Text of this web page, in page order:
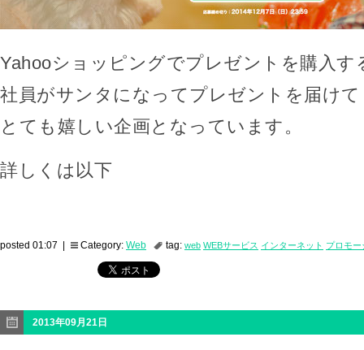
Yahooショッピングでプレゼントを購入す
社員がサンタになってプレゼントを届け
とても嬉しい企画となっています。
詳しくは以下
posted 01:07 | Category: Web tag: web WEBサービス インターネット プロモー
2013年09月21日